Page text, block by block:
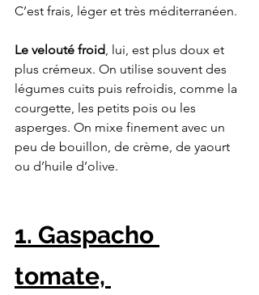
C’est frais, léger et très méditerranéen.
Le velouté froid , lui, est plus doux et
plus crémeux. On utilise souvent des
légumes cuits puis refroidis, comme la
courgette, les petits pois ou les
asperges. On mixe finement avec un
peu de bouillon, de crème, de yaourt
ou d’huile d’olive.
1. Gaspacho
tomate,